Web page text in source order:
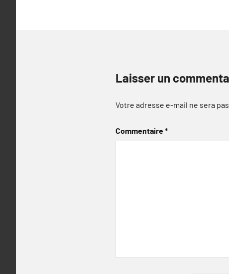
Laisser un
Votre adresse e-mail ne sera
Commentaire*